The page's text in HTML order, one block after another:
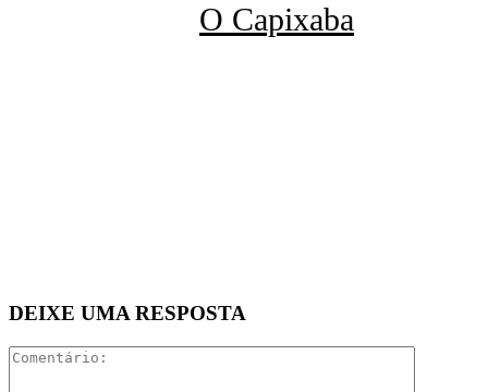
O Capixaba
DEIXE UMA RESPOSTA